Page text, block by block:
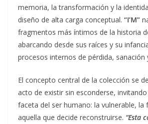
memoria, la transformación y la
diseño de alta carga conceptual. “I’M”
fragmentos más íntimos de la historia
abarcando desde sus raíces y su
procesos internos de pérdida, sanación
El concepto central de la colección se
acto de existir sin esconderse,
faceta del ser humano: la vulnerable, la
aquella que decide reconstruirse. “Esta